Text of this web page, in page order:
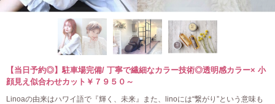
【当日予約◎】駐車場完備/ 丁寧で繊細なカラー技術◎透明感カラー× 小
顔見え似合わせカット￥７９５０～
Linoaの由来はハワイ語で『輝く、未来』また、linoには“繋がり”という意味も